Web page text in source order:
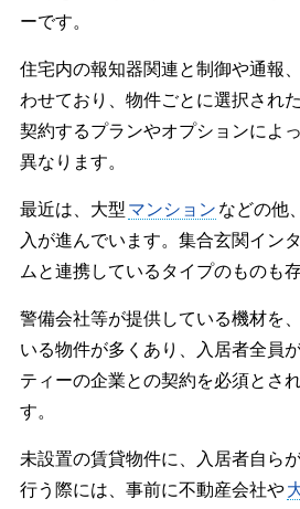
ーです。
住宅内の報知器関連と制御や通報
わせており、物件ごとに選択され
契約するプランやオプションによ
異なります。
最近は、大型 マンション などの他、
入が進んでいます。集合玄関イン
ムと連携しているタイプのものも
警備会社等が提供している機材を
いる物件が多くあり、入居者全員
ティーの企業との契約を必須とさ
す。
未設置の賃貸物件に、入居者自ら
行う際には、事前に不動産会社や